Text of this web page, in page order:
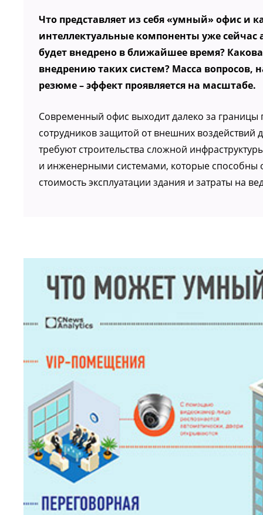
Что представляет из себя «умный» офис
интеллектуальные компоненты уже
будет внедрено в ближайшее время?
внедрению таких систем? Масса
резюме – эффект проявляется на масштабе.
Современный офис выходит далеко за границы
сотрудников защитой от внешних
требуют строительства сложной
и инженерными системами, которые способны
стоимость эксплуатации здания и затраты на